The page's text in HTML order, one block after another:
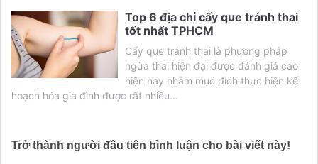
Top 6 địa chỉ cấy que tránh thai
tốt nhất TPHCM
Cấy que tránh thai là phương pháp
ngừa thai hiện đại được đánh giá cao
hiện nay nhằm mục đích thực hiện kế
hoạch hóa gia đình được rất nhiều...
Trở thành người đầu tiên bình luận cho bài viết này!